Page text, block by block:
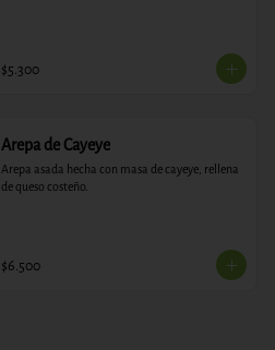
$5.300
Arepa de Cayeye
Arepa asada hecha con masa de cayeye, rellena
de queso costeño.
$6.500